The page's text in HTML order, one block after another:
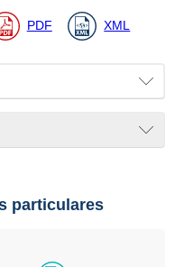
PDF XML
particulares